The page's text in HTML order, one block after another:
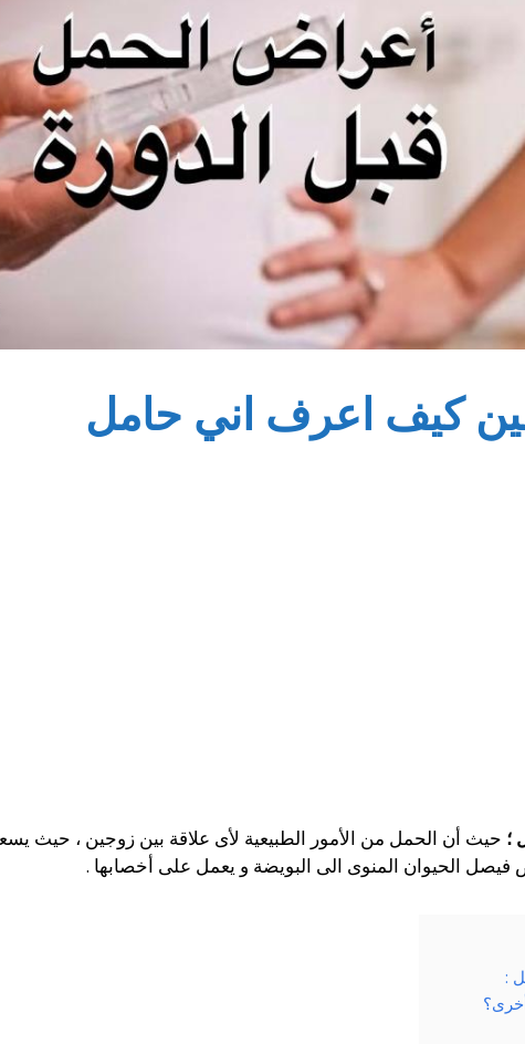
كيف اعرف اني حامل
؛ حيث أن الحمل من الأمور الطبيعية لأى علاقة بين زوجين ، حيث
فيصل الحيوان المنوى الى البويضة و يعمل على أخصابها .
: